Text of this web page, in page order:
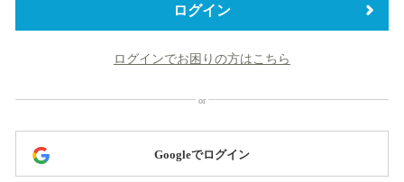
ログイン
ログインでお困りの方はこちら
Googleでログイン